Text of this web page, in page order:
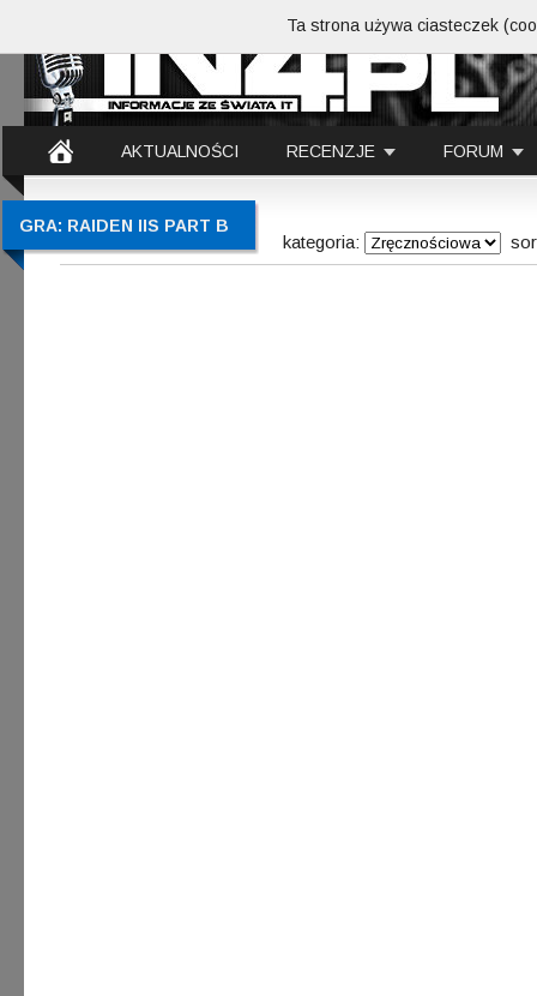
AKTUALNOŚCI RECENZJE FORUM
GRA: RAIDEN IIS PART B
kategoria:
Ta strona używa ciasteczek